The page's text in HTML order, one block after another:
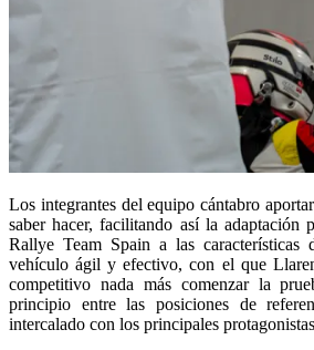
Los integrantes del equipo cántabro
saber hacer, facilitando así la adaptación
Rallye Team Spain a las
vehículo ágil y efectivo, con el que
competitivo nada más comenzar la
principio entre las posiciones de
intercalado con los principales